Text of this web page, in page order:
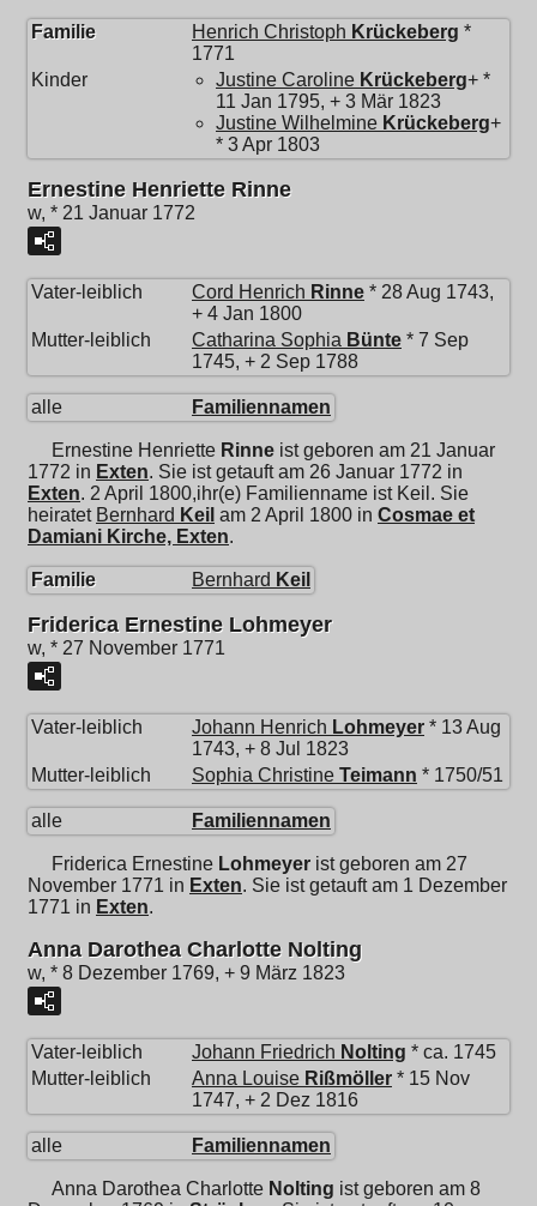
Familie Henrich Christoph Krückeberg *
1771
Kinder
Justine Caroline Krückeberg+ *
11 Jan 1795, + 3 Mär 1823
Justine Wilhelmine Krückeberg+
* 3 Apr 1803
Ernestine Henriette Rinne
w, * 21 Januar 1772
Vater-leiblich Cord Henrich Rinne * 28 Aug 1743,
+ 4 Jan 1800
Mutter-leiblich
Catharina Sophia Bünte * 7 Sep
1745, + 2 Sep 1788
alle Familiennamen
Ernestine Henriette Rinne ist geboren am 21 Januar
1772 in Exten. Sie ist getauft am 26 Januar 1772 in
Exten. 2 April 1800,ihr(e) Familienname ist Keil. Sie
heiratet Bernhard Keil am 2 April 1800 in Cosmae et
Damiani Kirche, Exten.
Familie Bernhard Keil
Friderica Ernestine Lohmeyer
w, * 27 November 1771
Vater-leiblich Johann Henrich Lohmeyer * 13 Aug
1743, + 8 Jul 1823
Mutter-leiblich
Sophia Christine Teimann * 1750/51
alle Familiennamen
Friderica Ernestine Lohmeyer ist geboren am 27
November 1771 in Exten. Sie ist getauft am 1 Dezember
1771 in Exten.
Anna Darothea Charlotte Nolting
w, * 8 Dezember 1769, + 9 März 1823
Vater-leiblich Johann Friedrich Nolting * ca. 1745
Mutter-leiblich
Anna Louise Rißmöller * 15 Nov
1747, + 2 Dez 1816
alle Familiennamen
Anna Darothea Charlotte Nolting ist geboren am 8